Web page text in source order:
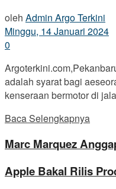
oleh Admin Argo Terkini
Minggu, 14 Januari 2024
0
adalah syarat bagi
kenseraan bermotor di
Baca Selengkapnya
Marc Marquez
Apple Bakal Rilis